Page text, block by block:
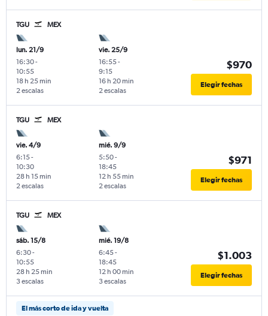
TGU MEX
lun. 21/9
16:30-
10:55
2 escalas
18 h 25 min
vie. 25/9
16:55-
9:15
2 escalas
16 h 20 min
$970
Elegir fechas
TGU MEX
vie. 4/9
6:15-
10:30
2 escalas
28 h 15 min
mié. 9/9
5:50-
18:45
2 escalas
12 h 55 min
$971
Elegir fechas
TGU MEX
sáb. 15/8
6:30-
10:55
3 escalas
28 h 25 min
mié. 19/8
6:45-
18:45
3 escalas
12 h 00 min
$1.003
Elegir fechas
El más corto de ida y vuelta